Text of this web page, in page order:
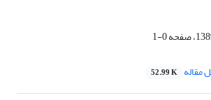
0-1
مقاله 52.99 K